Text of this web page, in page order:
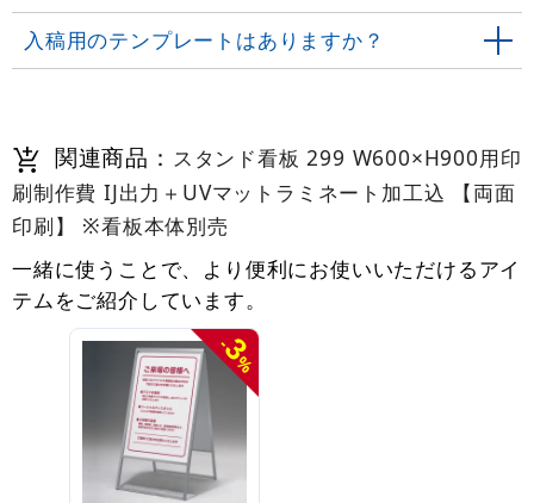
入稿用のテンプレートはありますか？
関連商品： スタンド看板 299 W600×H900用印
刷制作費 IJ出力＋UVマットラミネート加工込 【両面
印刷】 ※看板本体別売
一緒に使うことで、より便利にお使いいただけるアイ
テムをご紹介しています。
-
3
%